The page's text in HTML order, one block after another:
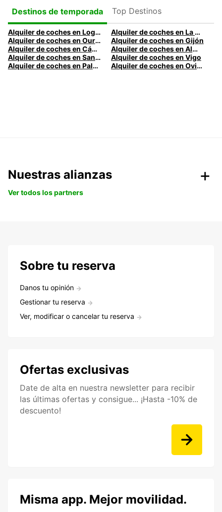
Destinos de temporada
Top Destinos
Alquiler de coches en Logroño
Alquiler de coches en La Coruña
Alquiler de coches en Ourense
Alquiler de coches en Gijón
Alquiler de coches en Cádiz
Alquiler de coches en Almería
Alquiler de coches en Santander
Alquiler de coches en Vigo
Alquiler de coches en Palma
Alquiler de coches en Oviedo
Nuestras alianzas
Ver todos los partners
Sobre tu reserva
Danos tu opinión
Gestionar tu reserva
Ver, modificar o cancelar tu reserva
Ofertas exclusivas
Date de alta en nuestra newsletter para recibir
las últimas ofertas y consigue... ¡Hasta -10% de
descuento!
Misma app. Mejor movilidad.